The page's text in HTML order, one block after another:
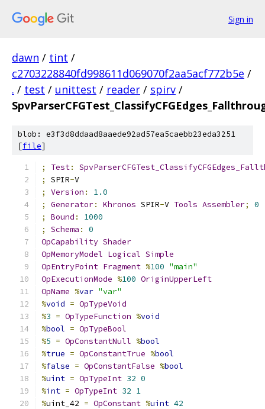
Sign in
dawn / tint /
c2703228840fd998611d069070f2aa5acf772b5e /
. / test / unittest / reader / spirv /
blob: e3f3d8ddaad8aaede92ad57ea5caebb23eda3251
[file]
; Test:
;
SPIR-V
;
Version :
1.0
;
Generator: Khronos SPIR-V Tools Assembler;
0
;
Bound :
1000
;
Schema :
0
OpCapability Shader
OpMemoryModel Logical Simple
OpEntryPoint Fragment %100 "main"
OpExecutionMode %100 OriginUpperLeft
OpName %var "var"
%void = OpTypeVoid
%3 = OpTypeFunction %void
%bool = OpTypeBool
%5 = OpConstantNull %bool
%true = OpConstantTrue %bool
%false = OpConstantFalse %bool
%uint = OpTypeInt 32 0
%int = OpTypeInt 32 1
%uint_42 = OpConstant %uint 42